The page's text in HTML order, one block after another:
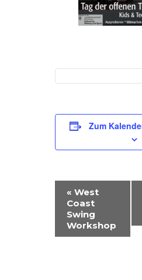
Zum
V
R
« West
Coast
Swing
Workshop